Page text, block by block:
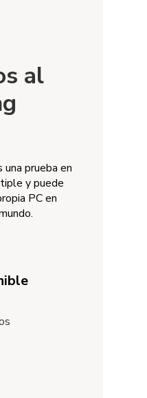
al
prueba en
y puede
PC en